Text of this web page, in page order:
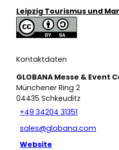
Leipzig Tourismus und
Kontaktdaten
GLOBANA Messe & Event
Münchener Ring 2
04435 Schkeuditz
+49 34204 31351
sales@globana.com
Website